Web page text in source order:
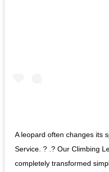
A leopard often changes its
Service. ? .? Our Climbing
completely transformed